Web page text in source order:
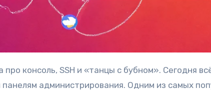
администрирования. Одним из самых